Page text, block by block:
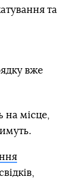
та
вже
на місце,